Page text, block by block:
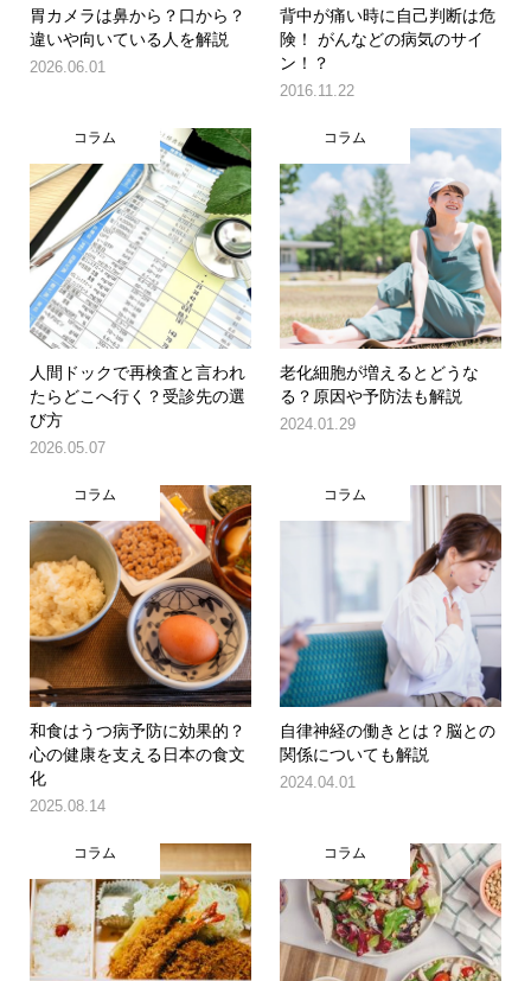
胃カメラは鼻から？口から？
違いや向いている人を解説
2026.06.01
背中が痛い時に自己判断は危
険！ がんなどの病気のサイ
ン！？
2016.11.22
コラム
人間ドックで再検査と言われ
たらどこへ行く？受診先の選
び方
2026.05.07
コラム
老化細胞が増えるとどうな
る？原因や予防法も解説
2024.01.29
コラム
和食はうつ病予防に効果的？
心の健康を支える日本の食文
化
2025.08.14
コラム
自律神経の働きとは？脳との
関係についても解説
2024.04.01
コラム コラム